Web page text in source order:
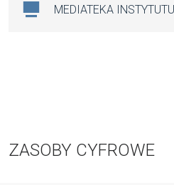
MEDIATEKA
ZASOBY CYFROWE